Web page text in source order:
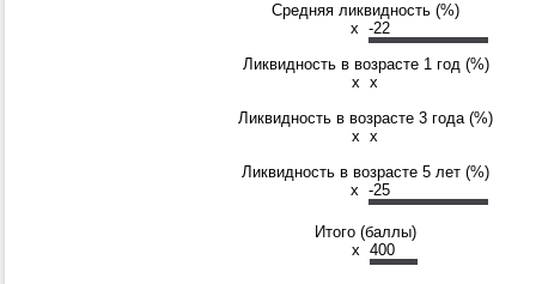
Средняя ликвидность (%)
x -22
Ликвидность в возрасте 1 год (%)
x x
Ликвидность в возрасте 3 года (%)
x x
Ликвидность в возрасте 5 лет (%)
x -25
Итого (баллы)
x 400